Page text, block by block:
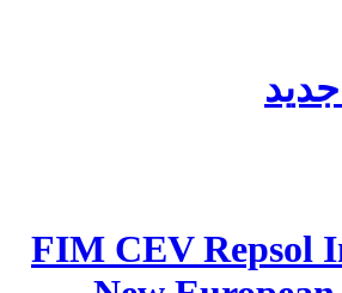
FIM CEV Repsol